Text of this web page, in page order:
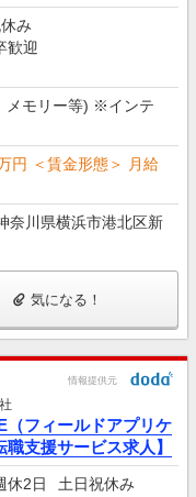
み
歓迎
メモリー等) ※インテ
円 ＜賃金形態＞ 月給
奈川県横浜市港北区新
気になる！
情報提供元
（フィールドアプリケ
支援サービス求人】
休2日 土日祝休み